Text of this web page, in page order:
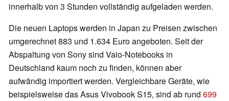
innerhalb von 3 Stunden vollständig aufgeladen werden.
Die neuen Laptops werden in Japan zu Preisen zwischen
umgerechnet 883 und 1.634 Euro angeboten. Seit der
Abspaltung von Sony sind Vaio-Notebooks in
Deutschland kaum noch zu finden, können aber
aufwändig importiert werden. Vergleichbare Geräte, wie
beispielsweise das Asus Vivobook S15, sind ab rund 699